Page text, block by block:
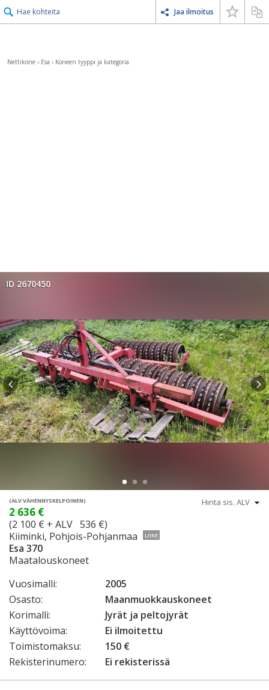
Hae kohteita Jaa ilmoitus
Nettikone › Esa › Koneen tyyppi ja kategoria
ID 2670450
(ALV VÄHENNYSKELPOINEN)
2 636 €
(2 100 € + ALV 536 €)
Kiiminki, Pohjois-Pohjanmaa
LIIKE
Esa 370
Maatalouskoneet
Vuosimalli:
2005
Osasto:
Maanmuokkauskoneet
Korimalli:
Jyrät ja peltojyrät
Käyttövoima:
Ei ilmoitettu
Toimistomaksu:
150 €
Rekisterinumero:
Ei rekisterissä